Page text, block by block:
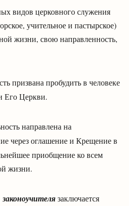
видов церковного служения
учительное и пастырское)
жизни, свою направленность,
призвана пробудить в человеке
Его Церкви.
направлена на
через оглашение и Крещение в
приобщение ко всем
жизни.
законоучителязаключается